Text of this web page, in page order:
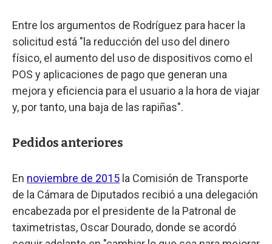
Entre los argumentos de Rodríguez para hacer la
solicitud está "la reducción del uso del dinero
físico, el aumento del uso de dispositivos como el
POS y aplicaciones de pago que generan una
mejora y eficiencia para el usuario a la hora de viajar
y, por tanto, una baja de las rapiñas".
Pedidos anteriores
En noviembre de 2015 la Comisión de Transporte
de la Cámara de Diputados recibió a una delegación
encabezada por el presidente de la Patronal de
taximetristas, Oscar Dourado, donde se acordó